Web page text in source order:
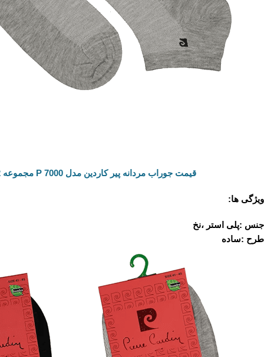
قیمت جوراب مردانه پیر کاردین مدل P 7000 مجموعه 2 عددی
ویژگی ها:
جنس :پلی استر ،نخ
طرح :ساده